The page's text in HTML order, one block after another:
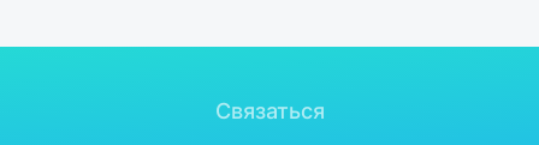
Связаться